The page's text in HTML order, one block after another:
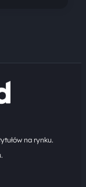
na rynku.